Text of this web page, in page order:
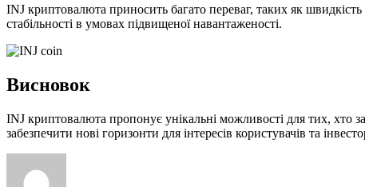
INJ криптовалюта приносить багато переваг, таких як
стабільності в умовах підвищеної навантаженості.
Висновок
INJ криптовалюта пропонує унікальні можливості для тих, хто
забезпечити нові горизонти для інтересів користувачів та